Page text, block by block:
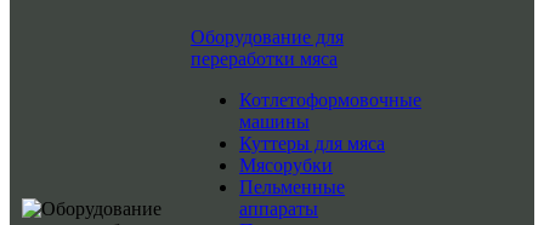
Оборудование для
переработки мяса
Котлетоформовочные
машины
Куттеры для мяса
Мясорубки
Пельменные
аппараты